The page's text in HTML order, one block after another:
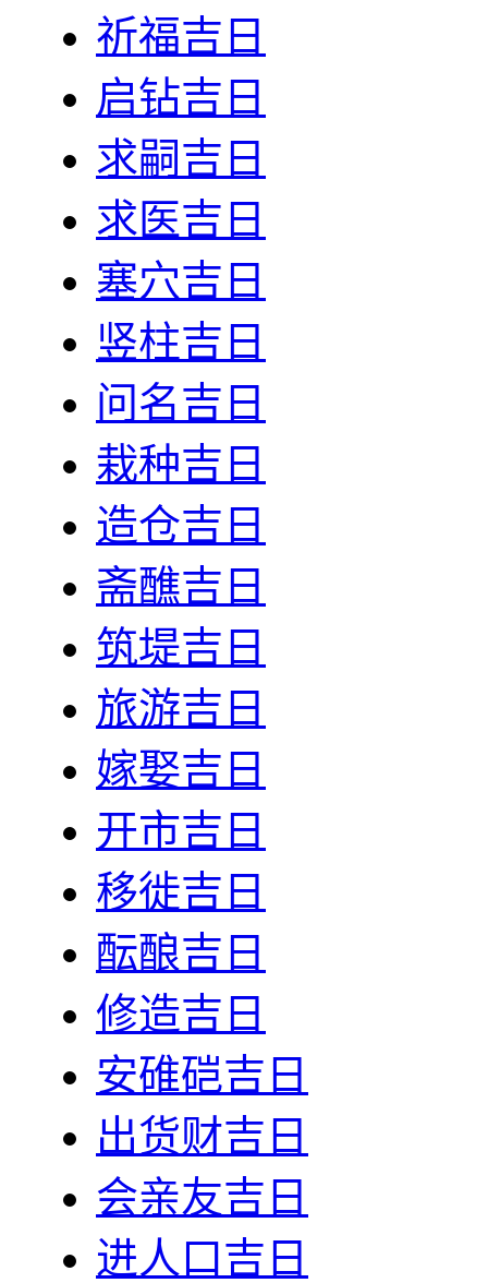
祈福吉日
启钻吉日
求嗣吉日
求医吉日
塞穴吉日
竖柱吉日
问名吉日
栽种吉日
造仓吉日
斋醮吉日
筑堤吉日
旅游吉日
嫁娶吉日
开市吉日
移徙吉日
酝酿吉日
修造吉日
安碓硙吉日
出货财吉日
会亲友吉日
进人口吉日